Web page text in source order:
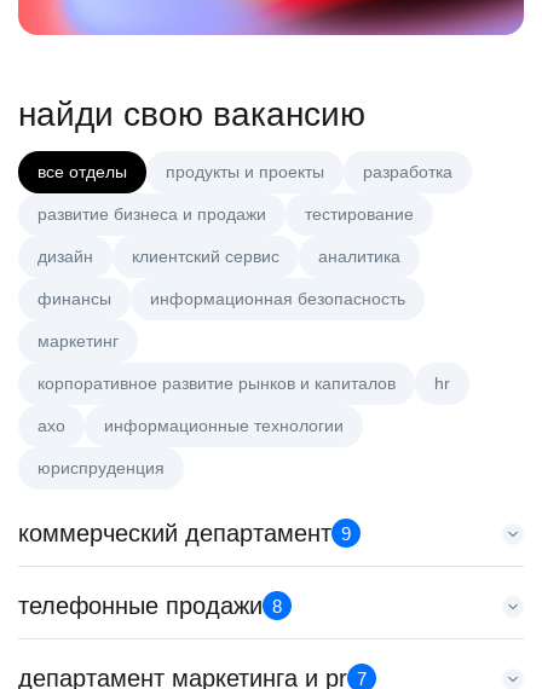
найди свою вакансию
все отделы продукты и проекты разработка
развитие бизнеса и продажи тестирование
дизайн клиентский сервис аналитика
финансы информационная безопасность
маркетинг
корпоративное развитие рынков и капиталов hr
axo информационные технологии
юриспруденция
коммерческий департамент 9
Key Account Manager (EdTech)
HeadHunter::Коммерческий департамент
150000 ₽
телефонные продажи 8
департамент маркетинга и pr 7